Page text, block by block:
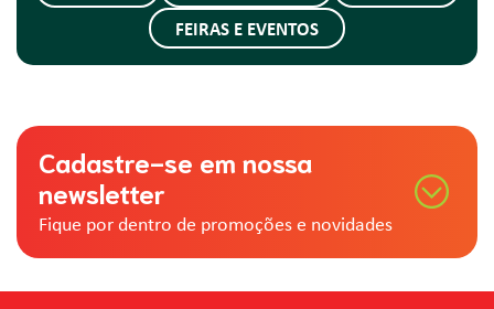
FEIRAS E EVENTOS
Cadastre-se em nossa
newsletter
Fique por dentro de promoções e novidades